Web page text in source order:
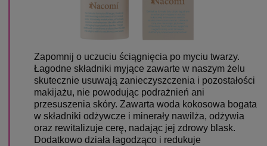
Zapomnij o uczuciu ściągnięcia po myciu twarzy.
Łagodne składniki myjące zawarte w naszym żelu
skutecznie usuwają zanieczyszczenia i pozostałości
makijażu, nie powodując podrażnień ani
przesuszenia skóry. Zawarta woda kokosowa bogata
w składniki odżywcze i minerały nawilża, odżywia
oraz rewitalizuje cerę, nadając jej zdrowy blask.
Dodatkowo działa łagodząco i redukuje